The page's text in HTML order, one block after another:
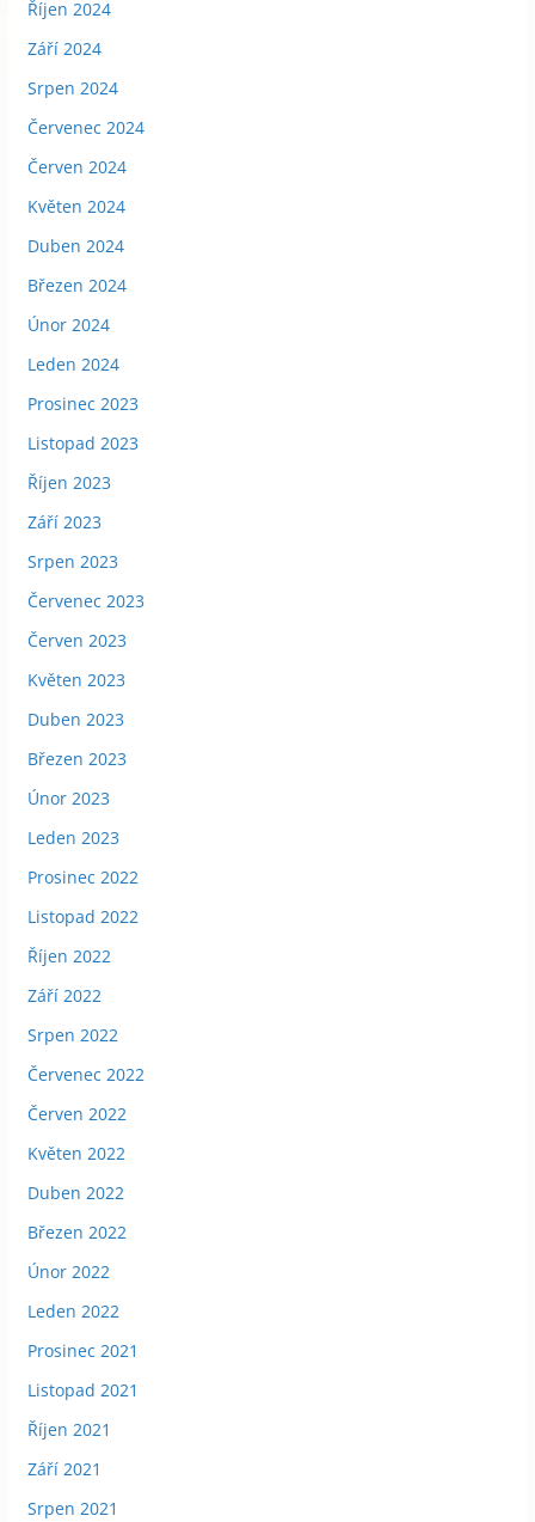
Říjen 2024
Září 2024
Srpen 2024
Červenec 2024
Červen 2024
Květen 2024
Duben 2024
Březen 2024
Únor 2024
Leden 2024
Prosinec 2023
Listopad 2023
Říjen 2023
Září 2023
Srpen 2023
Červenec 2023
Červen 2023
Květen 2023
Duben 2023
Březen 2023
Únor 2023
Leden 2023
Prosinec 2022
Listopad 2022
Říjen 2022
Září 2022
Srpen 2022
Červenec 2022
Červen 2022
Květen 2022
Duben 2022
Březen 2022
Únor 2022
Leden 2022
Prosinec 2021
Listopad 2021
Říjen 2021
Září 2021
Srpen 2021